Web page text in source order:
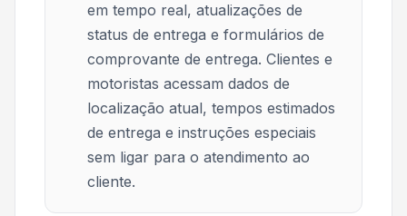
em tempo real, atualizações de
status de entrega e formulários de
comprovante de entrega. Clientes e
motoristas acessam dados de
localização atual, tempos estimados
de entrega e instruções especiais
sem ligar para o atendimento ao
cliente.